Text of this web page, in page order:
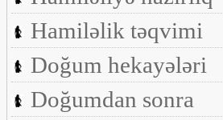
Hamiləlik təqvimi
Doğum hekayələri
Doğumdan sonra